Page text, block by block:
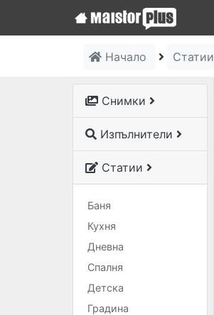
Начало Статии
Снимки
Изпълнители
Статии
Баня
Кухня
Дневна
Спалня
Детска
Градина